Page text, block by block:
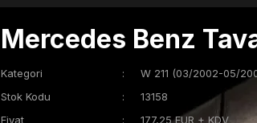
Mercedes Benz
Kategori
W 211 (03/2002-05/
Stok Kodu
13158
Fiyat
177,25 EUR + KDV